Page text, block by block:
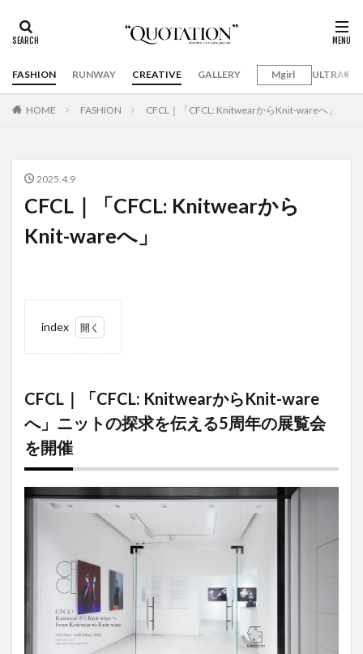
FASHION RUNWAY CREATIVE GALLERY Mgirl
HOME FASHION CFCL｜「CFCL: KnitwearからKnit-wareへ」
2025.4.9
CFCL｜「CFCL: Knitwearから
Knit-wareへ」
index
1
Knitwear
Knit-
ware
へ」ニッ
トの探求
を伝える
5周年の
CFCL｜「CFCL: KnitwearからKnit-ware
へ」ニットの探求を伝える5周年の展覧会
を開催